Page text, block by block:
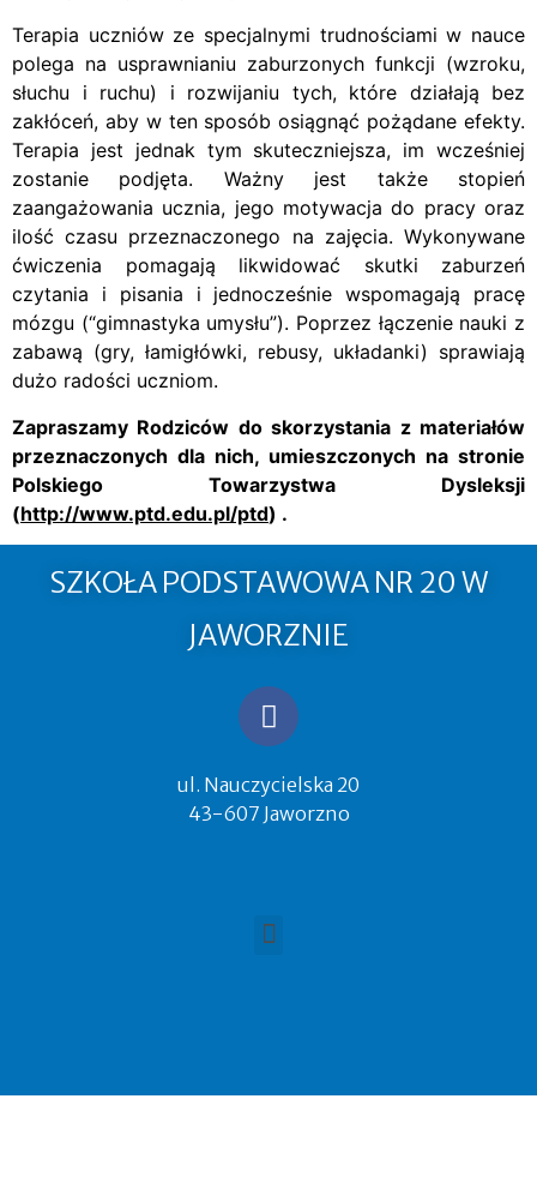
Terapia uczniów ze specjalnymi trudnościami w nauce
polega na usprawnianiu zaburzonych funkcji (wzroku,
słuchu i ruchu) i rozwijaniu tych, które działają bez
zakłóceń, aby w ten sposób osiągnąć pożądane efekty.
Terapia jest jednak tym skuteczniejsza, im wcześniej
zostanie podjęta. Ważny jest także stopień
zaangażowania ucznia, jego motywacja do pracy oraz
ilość czasu przeznaczonego na zajęcia. Wykonywane
ćwiczenia pomagają likwidować skutki zaburzeń
czytania i pisania i jednocześnie wspomagają pracę
mózgu (“gimnastyka umysłu”). Poprzez łączenie nauki z
zabawą (gry, łamigłówki, rebusy, układanki) sprawiają
dużo radości uczniom.
Zapraszamy Rodziców do skorzystania z materiałów
przeznaczonych dla nich, umieszczonych na stronie
Polskiego Towarzystwa Dysleksji
(http://www.ptd.edu.pl/ptd) .
SZKOŁA PODSTAWOWA NR 20 W
JAWORZNIE
ul. Nauczycielska 20
43-607 Jaworzno